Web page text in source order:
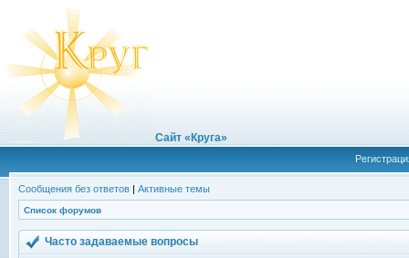
Сайт «Круга»
Сообщения без ответов | Активные темы
Список форумов
Часто задаваемые вопросы